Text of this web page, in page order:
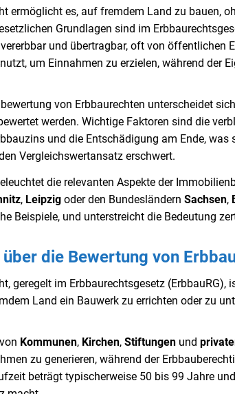
ermöglicht es, auf fremdem Land zu bauen,
Grundlagen sind im
und übertragbar, oft von öffentlichen
um Einnahmen zu erzielen, während der
von Erbbaurechten unterscheidet
werden. Wichtige Faktoren sind die
und die Entschädigung am Ende, was
Vergleichswertansatz erschwert.
die relevanten Aspekte der
, Leipzig oder den Bundesländern Sachsen,
Beispiele, und unterstreicht die Bedeutung
die Bewertung von
geregelt im Erbbaurechtsgesetz
Land ein Bauwerk zu errichten oder zu
Kommunen, Kirchen, Stiftungen und
zu generieren, während der
beträgt typischerweise 50 bis 99 Jahre